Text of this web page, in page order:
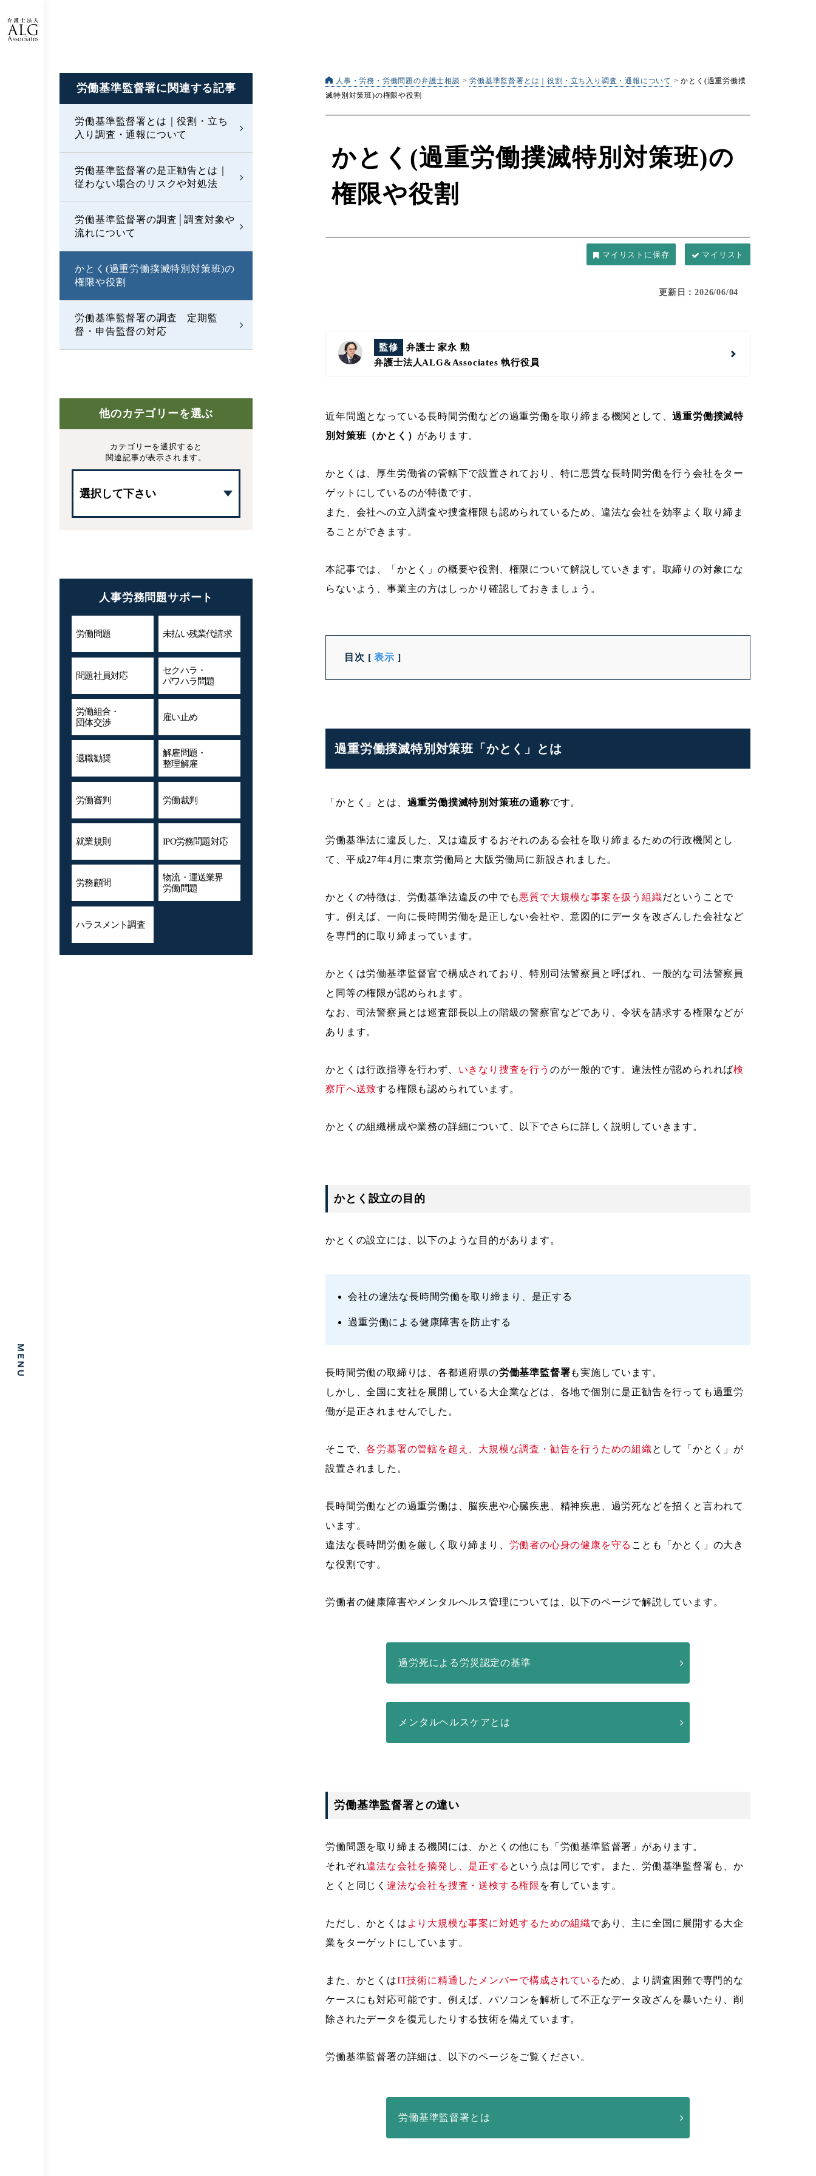
労働基準監督署に 関連する記事
労働基準監督署とは｜役割・立ち
入り調査・通報について
労働基準監督署の是正勧告とは｜
従わない場合のリスクや対処法
労働基準監督署の調査│調査対象や
流れについて
かとく(過重労働撲滅特別対策班)の
権限や役割
労働基準監督署の調査 定期監
督・申告監督の対応
他のカテゴリーを選ぶ
カテゴリーを選択すると
関連記事が表示されます。
人事労務問題サポート
労働問題 未払い残業代請求
問題社員対応
セクハラ・
パワハラ問題
労働組合・
団体交渉
雇い止め
退職勧奨
解雇問題・
整理解雇
労働審判 労働裁判
就業規則 IPO労務問題対応
労務顧問
物流・運送業界
労働問題
ハラスメント調査
人事・労務・労働問題の弁護士相談 >労働基準監督署とは｜役割・立ち入り調査・通報について >かとく(過重労働撲
滅特別対策班)の権限や役割
かとく(過重労働撲滅特別対策班)の
権限や役割
マイリスト
更新日：2026/06/04
監修
弁護士 家永 勲
弁護士法人ALG&Associates執行役員
近年問題となっている長時間労働などの過重労働を取り締まる機関として、過重労働撲滅特
別対策班（かとく） があります。
かとくは、厚生労働省の管轄下で設置されており、特に悪質な長時間労働を行う会社をター
ゲットにしているのが特徴です。
また、会社への立入調査や捜査権限も認められているため、違法な会社を効率よく取り締ま
ることができます。
本記事では、「かとく」の概要や役割、権限について解説していきます。取締りの対象にな
らないよう、事業主の方はしっかり確認しておきましょう。
目次 [ 表示 ]
過重労働撲滅特別対策班「かとく」とは
「かとく」とは、 過重労働撲滅特別対策班の通称です。
労働基準法に違反した、又は違反するおそれのある会社を取り締まるための行政機関とし
て、平成27年4月に東京労働局と大阪労働局に新設されました。
かとくの特徴は、労働基準法違反の中でも悪質で大規模な事案を扱う組織だということで
す。例えば、一向に長時間労働を是正しない会社や、意図的にデータを改ざんした会社など
を専門的に取り締まっています。
かとくは労働基準監督官で構成されており、特別司法警察員と呼ばれ、一般的な司法警察員
と同等の権限が認められます。
なお、司法警察員とは巡査部長以上の階級の警察官などであり、令状を請求する権限などが
あります。
かとくは行政指導を行わず、 いきなり捜査を行う のが一般的です。違法性が認められれば検
察庁へ送致する権限も認められています。
かとくの組織構成や業務の詳細について、以下でさらに詳しく説明していきます。
かとく設立の目的
かとくの設立には、以下のような目的があります。
会社の違法な長時間労働を取り締まり、是正する
過重労働による健康障害を防止する
長時間労働の取締りは、各都道府県の労働基準監督署も実施しています。
しかし、全国に支社を展開している大企業などは、各地で個別に是正勧告を行っても過重労
働が是正されませんでした。
そこで、各労基署の管轄を超え、大規模な調査・勧告を行うための組織として「かとく」が
設置されました。
長時間労働などの過重労働は、脳疾患や心臓疾患、精神疾患、過労死などを招くと言われて
います。
違法な長時間労働を厳しく取り締まり、 労働者の心身の健康を守る ことも「かとく」の大き
な役割です。
労働者の健康障害やメンタルヘルス管理については、以下のページで解説しています。
過労死による労災認定の基準
メンタルヘルスケアとは
労働基準監督署との違い
労働問題を取り締まる機関には、かとくの他にも「労働基準監督署」があります。
それぞれ違法な会社を摘発し、是正する という点は同じです。また、労働基準監督署も、か
とくと同じく 違法な会社を捜査・送検する権限 を有しています。
ただし、かとくは より大規模な事案に対処するための組織であり、主に全国に展開する大企
業をターゲットにしています。
また、かとくはIT技術に精通したメンバーで構成されている ため、より調査困難で専門的な
ケースにも対応可能です。例えば、パソコンを解析して不正なデータ改ざんを暴いたり、削
除されたデータを復元したりする技術を備えています。
労働基準監督署の詳細は、以下のページをご覧ください。
労働基準監督署とは